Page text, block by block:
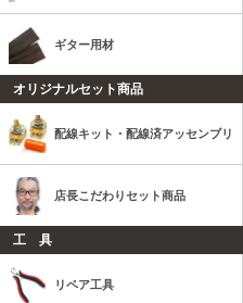
ギター用材
オリジナルセット商品
配線キット・配線済アッセンブリ
店長こだわりセット商品
工 具
リペア工具